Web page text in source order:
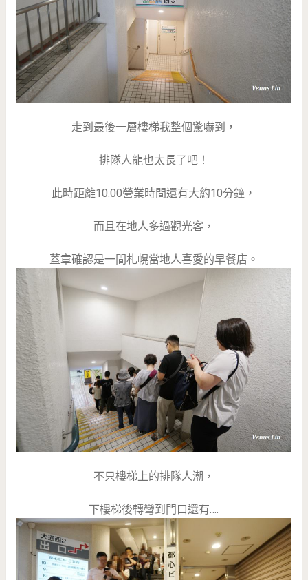
走到最後一層樓梯我整個驚嚇到，
排隊人龍也太長了吧！
此時距離10:00營業時間還有大約10分鐘，
而且在地人多過觀光客，
蓋章確認是一間札幌當地人喜愛的早餐店。
不只樓梯上的排隊人潮，
下樓梯後轉彎到門口還有….